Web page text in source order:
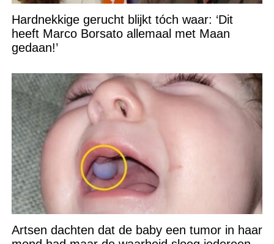
Hardnekkige gerucht blijkt tóch waar: ‘Dit
heeft Marco Borsato allemaal met Maan
gedaan!’
Artsen dachten dat de baby een tumor in haar